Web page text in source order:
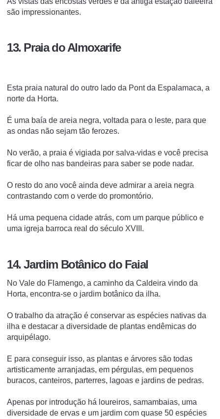
são impressionantes.
13. Praia do Almoxarife
Esta praia natural do outro lado da Pont da Espalamaca, a
norte da Horta.
É uma baía de areia negra, voltada para o leste, para que
as ondas não sejam tão ferozes.
No verão, a praia é vigiada por salva-vidas e você precisa
ficar de olho nas bandeiras para saber se pode nadar.
O resto do ano você ainda deve admirar a areia negra
contrastando com o verde do promontório.
Há uma pequena cidade atrás, com um parque público e
uma igreja barroca real do século XVIII.
14. Jardim Botânico do Faial
No Vale do Flamengo, a caminho da Caldeira vindo da
Horta, encontra-se o jardim botânico da ilha.
O trabalho da atração é conservar as espécies nativas da
ilha e destacar a diversidade de plantas endêmicas do
arquipélago.
E para conseguir isso, as plantas e árvores são todas
artisticamente arranjadas, em pérgulas, em pequenos
buracos, canteiros, parterres, lagoas e jardins de pedras.
Apenas por introdução há loureiros, samambaias, uma
diversidade de ervas e um jardim com quase 50 espécies